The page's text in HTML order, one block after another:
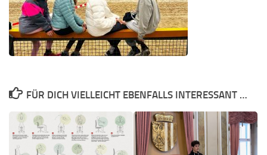
FÜR DICH VIELLEICHT EBENFALLS INTERESSANT …